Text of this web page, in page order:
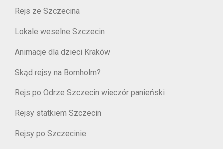
Rejs ze Szczecina
Lokale weselne Szczecin
Animacje dla dzieci Kraków
Skąd rejsy na Bornholm?
Rejs po Odrze Szczecin wieczór panieński
Rejsy statkiem Szczecin
Rejsy po Szczecinie